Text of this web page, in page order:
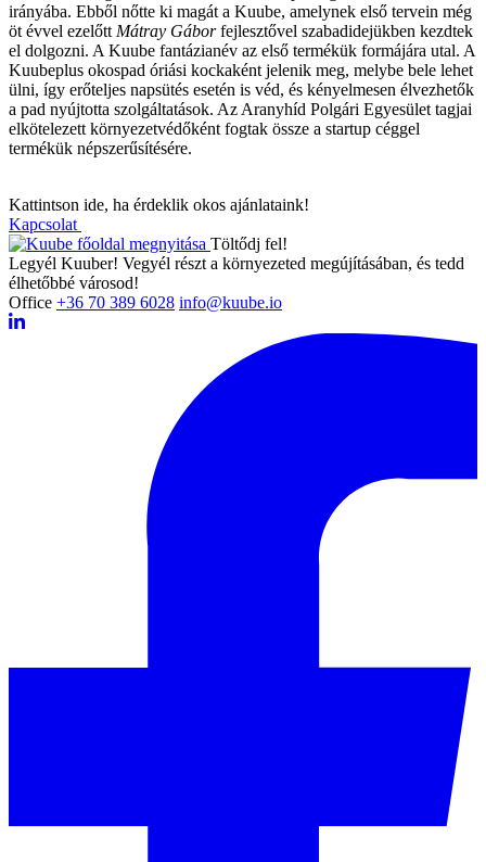
irányába. Ebből nőtte ki magát a Kuube, amelynek első tervein még
öt évvel ezelőtt Mátray Gáborfejlesztővel szabadidejükben kezdtek
el dolgozni. A Kuube fantázianév az első termékük formájára utal. A
Kuubeplus okospad óriási kockaként jelenik meg, melybe bele lehet
ülni, így erőteljes napsütés esetén is véd, és kényelmesen élvezhetők
a pad nyújtotta szolgáltatások. Az Aranyhíd Polgári Egyesület tagjai
elkötelezett környezetvédőként fogtak össze a startup céggel
termékük népszerűsítésére.
Kattintson ide, ha érdeklik okos ajánlataink!
Kapcsolat
Töltődj fel!
Legyél Kuuber! Vegyél részt a környezeted megújításában, és tedd
élhetőbbé városod!
Office +36 70 389 6028 info@kuube.io